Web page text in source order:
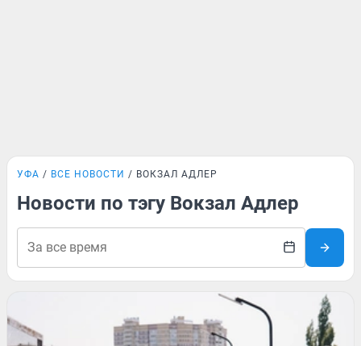
УФА ВСЕ НОВОСТИ ВОКЗАЛ АДЛЕР
Новости по тэгу Вокзал Адлер